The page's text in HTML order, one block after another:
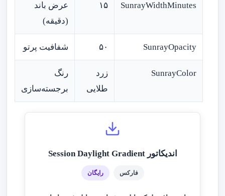
SunrayWidthMinutes ۱۵
عرض باند
(دقیقه)
SunrayOpacity ۵۰ شفافیت پرتو
SunrayColor
زرد
طلایی
رنگ
برجسته‌سازی
اندیکاتور Session Daylight Gradient
فارکس رایگان